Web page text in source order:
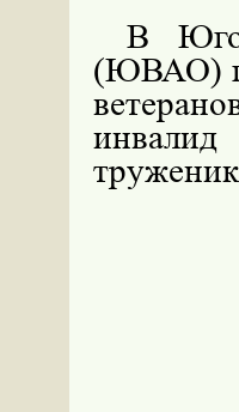
В Юго-
(ЮВАО)